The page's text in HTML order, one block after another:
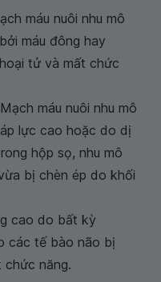
máu nuôi nhu mô
máu đông hay
tử và mất chức
máu nuôi nhu mô
lực cao hoặc do dị
hộp sọ, nhu mô
bị chèn ép do khối
cao do bất kỳ
các tế bào não bị
chức năng.